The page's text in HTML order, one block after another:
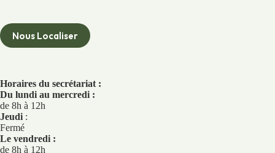
Nous Localiser
Horaires du secrétariat :
Du lundi au mercredi :
de 8h à 12h
Jeudi :
Fermé
Le vendredi :
de 8h à 12h